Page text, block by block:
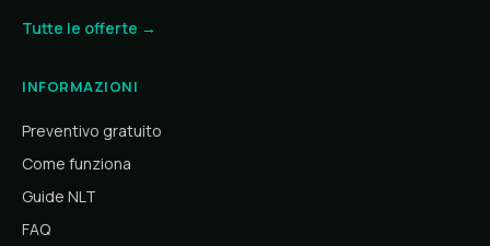
Tutte le offerte →
INFORMAZIONI
Preventivo gratuito
Come funziona
Guide NLT
FAQ